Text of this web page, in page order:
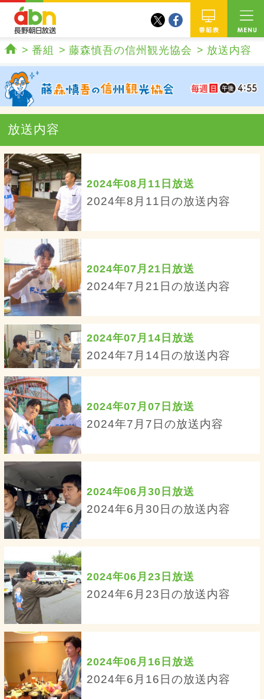
番組
twitterfacebook
番組 藤森慎吾の信州観光協会 放送内容
放送内容
2024年08月11日放送
2024年8月11日の放送内容
2024年07月21日放送
2024年7月21日の放送内容
2024年07月14日放送
2024年7月14日の放送内容
2024年07月07日放送
2024年7月7日の放送内容
2024年06月30日放送
2024年6月30日の放送内容
2024年06月23日放送
2024年6月23日の放送内容
2024年06月16日放送
2024年6月16日の放送内容